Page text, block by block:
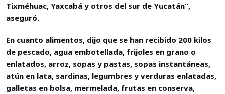
Tixméhuac, Yaxcabá y otros del sur de Yucatán”,
aseguró.
En cuanto alimentos, dijo que se han recibido 200 kilos
de pescado, agua embotellada, frijoles en grano o
enlatados, arroz, sopas y pastas, sopas instantáneas,
atún en lata, sardinas, legumbres y verduras enlatadas,
galletas en bolsa, mermelada, frutas en conserva,